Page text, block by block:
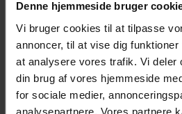
Denne hjemmeside bruger
Vi bruger cookies til at tilpasse
annoncer, til at vise dig
at analysere vores trafik. Vi deler
din brug af vores hjemmeside
for sociale medier,
analysepartnere. Vores partnere